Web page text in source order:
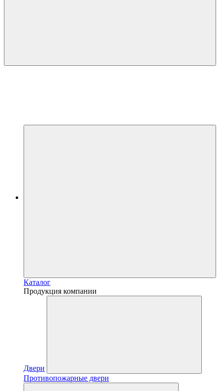
Каталог
Продукция компании
Двери
Противопожарные двери